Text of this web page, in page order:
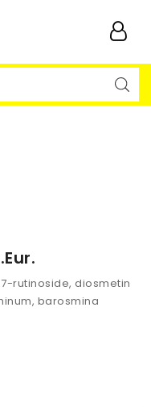
rutinoside, diosmetin
barosmina